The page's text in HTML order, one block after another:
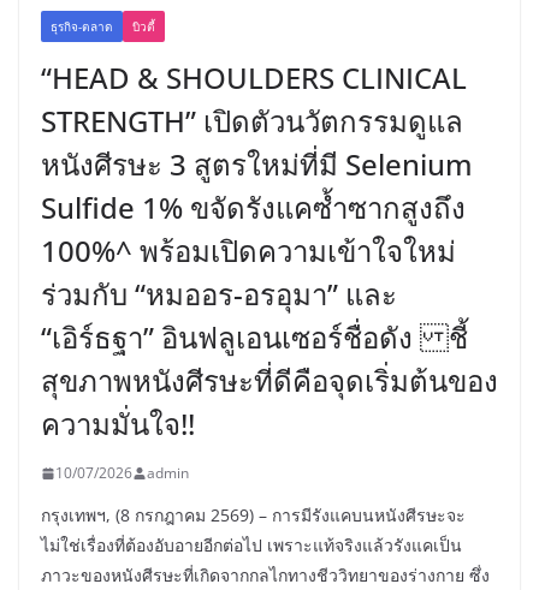
ธุรกิจ-ตลาด บิวตี้
“HEAD & SHOULDERS CLINICAL
STRENGTH” เปิดตัวนวัตกรรมดูแล
หนังศีรษะ 3 สูตรใหม่ที่มี Selenium
Sulfide 1% ขจัดรังแคซ้ำซากสูงถึง
100%^ พร้อมเปิดความเข้าใจใหม่
ร่วมกับ “หมออร-อรอุมา” และ
“เอิร์ธฐา” อินฟลูเอนเซอร์ชื่อดัง ชี้
สุขภาพหนังศีรษะที่ดีคือจุดเริ่มต้นของ
ความมั่นใจ!!
10/07/2026 admin
กรุงเทพฯ, (8 กรกฎาคม 2569) – การมีรังแคบนหนังศีรษะจะ
ไม่ใช่เรื่องที่ต้องอับอายอีกต่อไป เพราะแท้จริงแล้วรังแคเป็น
ภาวะของหนังศีรษะที่เกิดจากกลไกทางชีววิทยาของร่างกาย ซึ่ง